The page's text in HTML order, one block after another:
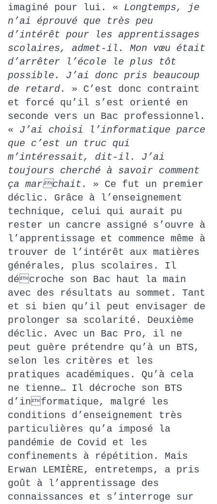
imaginé pour lui. « Longtemps, je
n’ai éprouvé que très peu
d’intérêt pour les apprentissages
scolaires, admet-il. Mon vœu était
d’arrêter l’école le plus tôt
possible. J’ai donc pris beaucoup
de retard. » C’est donc contraint
et forcé qu’il s’est orienté en
seconde vers un Bac professionnel.
« J’ai choisi l’informatique parce
que c’est un truc qui
m’intéressait, dit-il. J’ai
toujours cherché à savoir comment
ça marchait. » Ce fut un premier
déclic. Grâce à l’enseignement
technique, celui qui aurait pu
rester un cancre assigné s’ouvre à
l’apprentissage et commence même à
trouver de l’intérêt aux matières
générales, plus scolaires. Il
décroche son Bac haut la main
avec des résultats au sommet. Tant
et si bien qu’il peut envisager de
prolonger sa scolarité. Deuxième
déclic. Avec un Bac Pro, il ne
peut guère prétendre qu’à un BTS,
selon les critères et les
pratiques académiques. Qu’à cela
ne tienne… Il décroche son BTS
d’informatique, malgré les
conditions d’enseignement très
particulières qu’a imposé la
pandémie de Covid et les
confinements à répétition. Mais
Erwan LEMIÈRE, entretemps, a pris
goût à l’apprentissage des
connaissances et s’interroge sur